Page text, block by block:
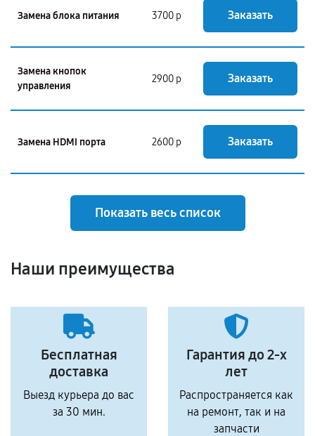
Замена блока питания 3700 р Заказать
Замена кнопок
управления
2900 р Заказать
Замена HDMI порта 2600 р Заказать
Показать весь список
Наши преимущества
Бесплатная
доставка
Выезд курьера до вас
за 30 мин.
Гарантия до 2-х
лет
Распространяется как
на ремонт, так и на
запчасти